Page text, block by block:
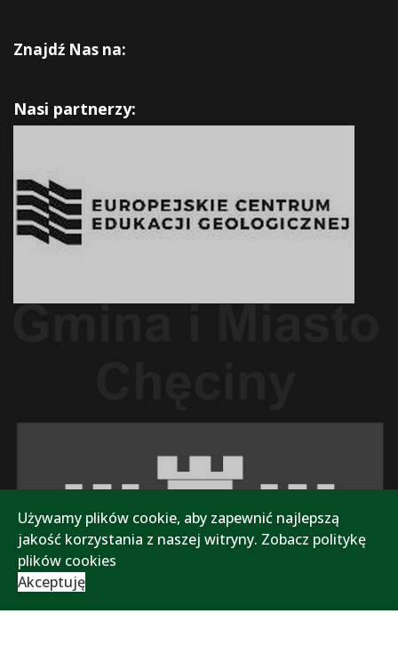
Znajdź Nas na:
Nasi partnerzy:
Używamy plików cookie, aby zapewnić najlepszą
jakość korzystania z naszej witryny. Zobacz politykę
plików cookies
Akceptuję